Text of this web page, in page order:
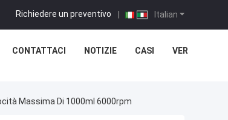
Italian
Richiedere un preventivo |
CONTATTACI NOTIZIE CASI VER
Massima Di 1000ml 6000rpm